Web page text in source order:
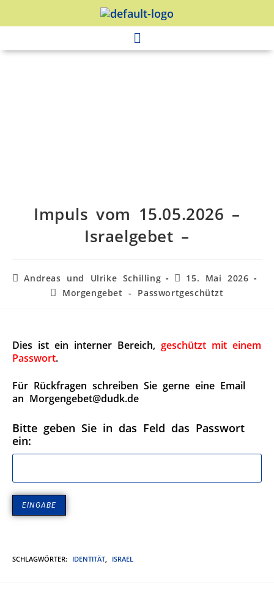
Impuls vom 15.05.2026 –
Israelgebet –
Andreas und Ulrike Schilling
15. Mai 2026
Morgengebet - Passwortgeschützt
Dies ist ein interner Bereich, geschützt mit einem
Passwort.
Für Rückfragen schreiben Sie gerne eine Email
an Morgengebet@dudk.de
Bitte geben Sie in das Feld das Passwort
ein:
SCHLAGWÖRTER: IDENTITÄT, ISRAEL